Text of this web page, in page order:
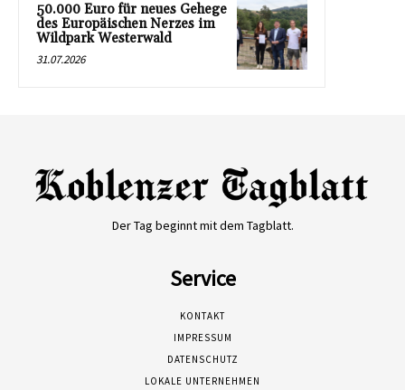
50.000 Euro für neues Gehege
des Europäischen Nerzes im
Wildpark Westerwald
31.07.2026
Der Tag beginnt mit dem Tagblatt.
Service
KONTAKT
IMPRESSUM
DATENSCHUTZ
LOKALE UNTERNEHMEN